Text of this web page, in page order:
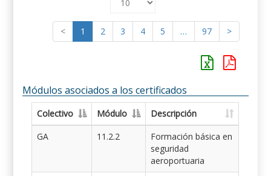
< 1 2 3 4 5 … 97 >
Módulos asociados a los certificados
Colectivo Módulo
Descripción
GA
11.2.2
Formación básica en
seguridad
aeroportuaria